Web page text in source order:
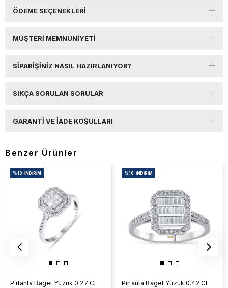
ÖDEME SEÇENEKLERI
MÜŞTERI MEMNUNIYETI
SIPARIŞINIZ NASIL HAZIRLANIYOR?
SIKÇA SORULAN SORULAR
GARANTI VE İADE KOŞULLARI
Benzer Ürünler
Pırlanta Baget Yüzük 0.27 Ct
%10 İNDIRIM
Pırlanta Baget Yüzük 0.42 Ct
%10 İNDIRIM